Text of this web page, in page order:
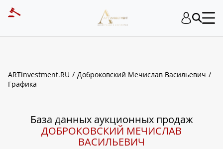
ARTinvestment.RU
Доброковский Мечислав Васильевич
Графика
База данных аукционных продаж
ДОБРОКОВСКИЙ МЕЧИСЛАВ
ВАСИЛЬЕВИЧ